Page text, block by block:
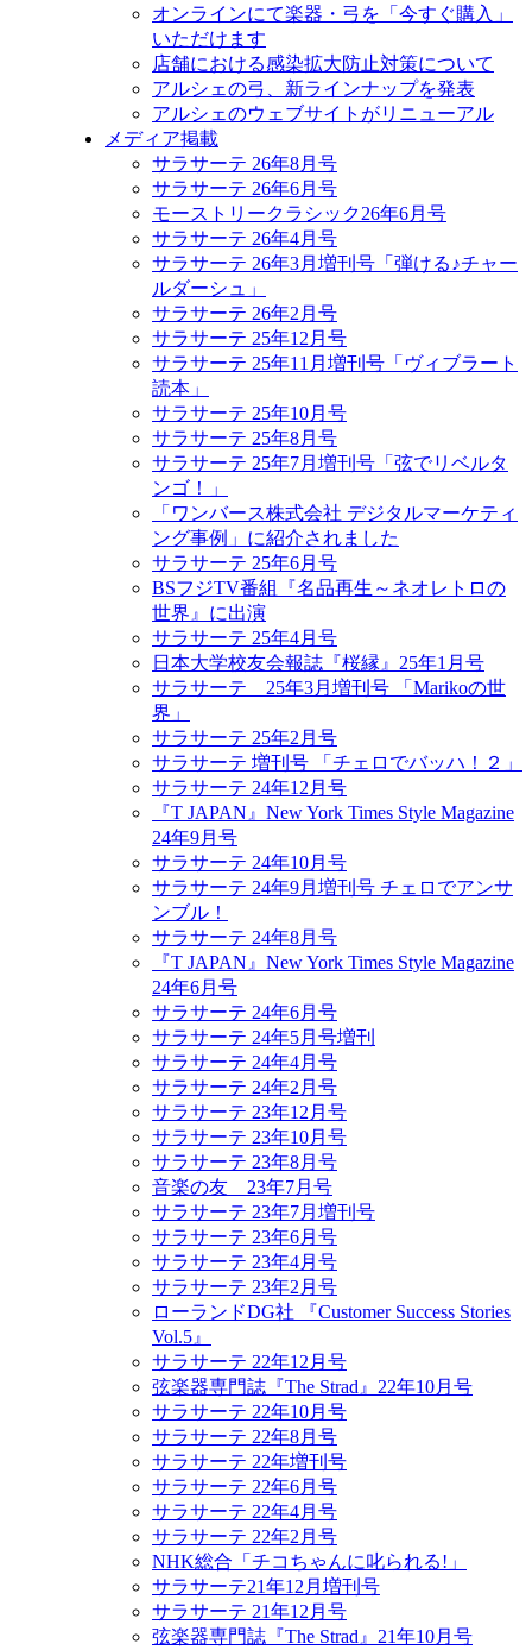
オンラインにて楽器・弓を「今すぐ購入」
いただけます
店舗における感染拡大防止対策について
アルシェの弓、新ラインナップを発表
アルシェのウェブサイトがリニューアル
メディア掲載
サラサーテ 26年8月号
サラサーテ 26年6月号
モーストリークラシック26年6月号
サラサーテ 26年4月号
サラサーテ 26年3月増刊号「弾ける♪チャー
ルダーシュ」
サラサーテ 26年2月号
サラサーテ 25年12月号
サラサーテ 25年11月増刊号「ヴィブラート
読本」
サラサーテ 25年10月号
サラサーテ 25年8月号
サラサーテ 25年7月増刊号「弦でリベルタ
ンゴ！」
「ワンバース株式会社 デジタルマーケティ
ング事例」に紹介されました
サラサーテ 25年6月号
BSフジTV番組『名品再生～ネオレトロの
世界』に出演
サラサーテ 25年4月号
日本大学校友会報誌『桜縁』25年1月号
サラサーテ 25年3月増刊号 「Marikoの世
界」
サラサーテ 25年2月号
サラサーテ 増刊号 「チェロでバッハ！２」
サラサーテ 24年12月号
『T JAPAN』New York Times Style Magazine
24年9月号
サラサーテ 24年10月号
サラサーテ 24年9月増刊号 チェロでアンサ
ンブル！
サラサーテ 24年8月号
『T JAPAN』New York Times Style Magazine
24年6月号
サラサーテ 24年6月号
サラサーテ 24年5月号増刊
サラサーテ 24年4月号
サラサーテ 24年2月号
サラサーテ 23年12月号
サラサーテ 23年10月号
サラサーテ 23年8月号
音楽の友 23年7月号
サラサーテ 23年7月増刊号
サラサーテ 23年6月号
サラサーテ 23年4月号
サラサーテ 23年2月号
ローランドDG社 『Customer Success Stories
Vol.5』
サラサーテ 22年12月号
弦楽器専門誌『The Strad』22年10月号
サラサーテ 22年10月号
サラサーテ 22年8月号
サラサーテ 22年増刊号
サラサーテ 22年6月号
サラサーテ 22年4月号
サラサーテ 22年2月号
NHK総合「チコちゃんに叱られる!」
サラサーテ21年12月増刊号
サラサーテ 21年12月号
弦楽器専門誌『The Strad』21年10月号